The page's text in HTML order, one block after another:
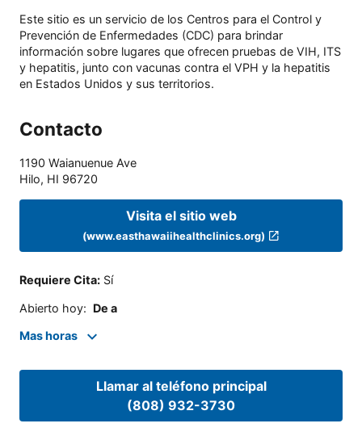
Este sitio es un servicio de los Centros para el Control y
Prevención de Enfermedades (CDC) para brindar
información sobre lugares que ofrecen pruebas de VIH, ITS
y hepatitis, junto con vacunas contra el VPH y la hepatitis
en Estados Unidos y sus territorios.
Contacto
1190 Waianuenue Ave
Hilo, HI 96720
Visita el sitio web
(www.easthawaiihealthclinics.org)
Requiere Cita: Sí
Abierto hoy: De a
Mas horas
Llamar al teléfono principal
(808) 932-3730